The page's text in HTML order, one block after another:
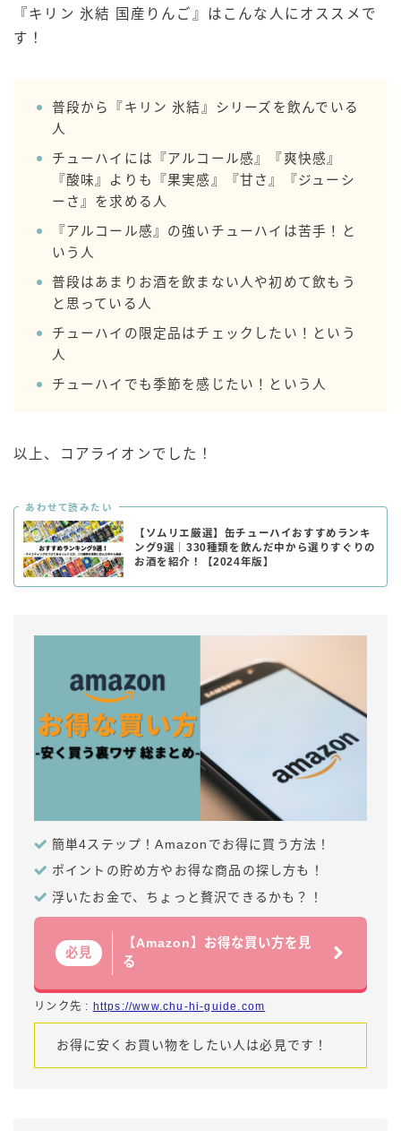
『キリン 氷結 国産りんご』はこんな人にオススメで
す！
普段から『キリン 氷結』シリーズを飲んでいる
人
チューハイには『アルコール感』『爽快感』
『酸味』よりも『果実感』『甘さ』『ジューシ
ーさ』を求める人
『アルコール感』の強いチューハイは苦手！と
いう人
普段はあまりお酒を飲まない人や初めて飲もう
と思っている人
チューハイの限定品はチェックしたい！という
人
チューハイでも季節を感じたい！という人
以上、コアライオンでした！
あわせて読みたい
【ソムリエ厳選】缶チューハイおすすめランキ
ング9選｜330種類を飲んだ中から選りすぐりの
お酒を紹介！【2024年版】
簡単4ステップ！Amazonでお得に買う方法！
ポイントの貯め方やお得な商品の探し方も！
浮いたお金で、ちょっと贅沢できるかも？！
必見
【Amazon】お得な買い方を見
る
リンク先 : https://www.chu-hi-guide.com
お得に安くお買い物をしたい人は必見です！